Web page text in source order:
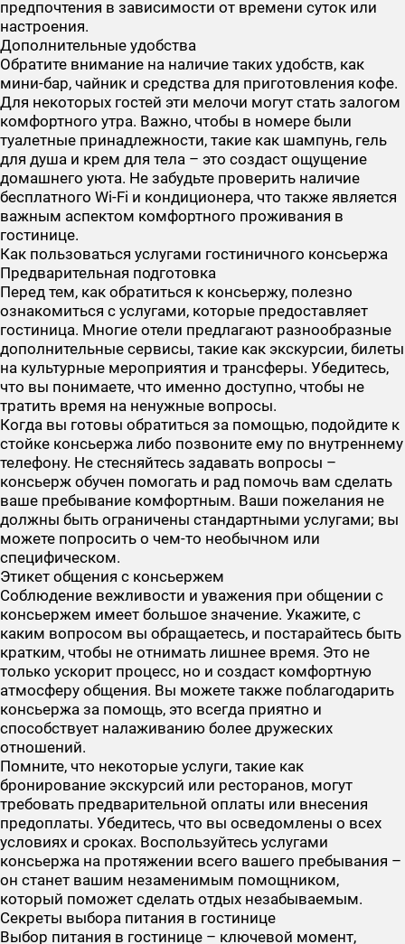
предпочтения в зависимости от времени суток или
настроения.
Дополнительные удобства
Обратите внимание на наличие таких удобств, как
мини-бар, чайник и средства для приготовления кофе.
Для некоторых гостей эти мелочи могут стать залогом
комфортного утра. Важно, чтобы в номере были
туалетные принадлежности, такие как шампунь, гель
для душа и крем для тела – это создаст ощущение
домашнего уюта. Не забудьте проверить наличие
бесплатного Wi-Fi и кондиционера, что также является
важным аспектом комфортного проживания в
гостинице.
Как пользоваться услугами гостиничного консьержа
Предварительная подготовка
Перед тем, как обратиться к консьержу, полезно
ознакомиться с услугами, которые предоставляет
гостиница. Многие отели предлагают разнообразные
дополнительные сервисы, такие как экскурсии, билеты
на культурные мероприятия и трансферы. Убедитесь,
что вы понимаете, что именно доступно, чтобы не
тратить время на ненужные вопросы.
Когда вы готовы обратиться за помощью, подойдите к
стойке консьержа либо позвоните ему по внутреннему
телефону. Не стесняйтесь задавать вопросы –
консьерж обучен помогать и рад помочь вам сделать
ваше пребывание комфортным. Ваши пожелания не
должны быть ограничены стандартными услугами; вы
можете попросить о чем-то необычном или
специфическом.
Этикет общения с консьержем
Соблюдение вежливости и уважения при общении с
консьержем имеет большое значение. Укажите, с
каким вопросом вы обращаетесь, и постарайтесь быть
кратким, чтобы не отнимать лишнее время. Это не
только ускорит процесс, но и создаст комфортную
атмосферу общения. Вы можете также поблагодарить
консьержа за помощь, это всегда приятно и
способствует налаживанию более дружеских
отношений.
Помните, что некоторые услуги, такие как
бронирование экскурсий или ресторанов, могут
требовать предварительной оплаты или внесения
предоплаты. Убедитесь, что вы осведомлены о всех
условиях и сроках. Воспользуйтесь услугами
консьержа на протяжении всего вашего пребывания –
он станет вашим незаменимым помощником,
который поможет сделать отдых незабываемым.
Секреты выбора питания в гостинице
Выбор питания в гостинице – ключевой момент,